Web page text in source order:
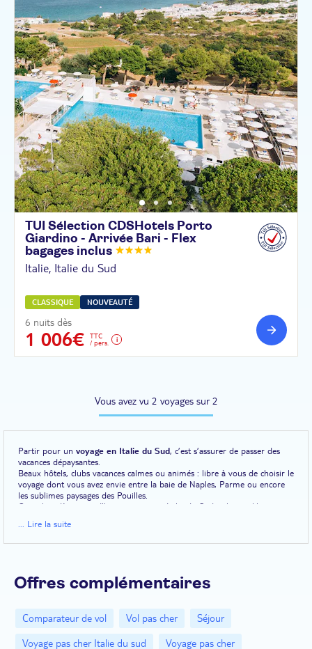
TUI Sélection CDSHotels Porto
Giardino - Arrivée Bari - Flex
bagages inclus
Italie, Italie du Sud
CLASSIQUE NOUVEAUTÉ
6 nuits dès
1 006€
TTC
/ pers.
Vous avez vu 2 voyages sur 2
Partir pour un voyage en Italie du Sud, c’est s’assurer de passer des
vacances dépaysantes.
Beaux hôtels, clubs vacances calmes ou animés : libre à vous de choisir le
voyage dont vous avez envie entre la baie de Naples, Parme ou encore
les sublimes paysages des Pouilles.
Consultez dès aujourd’hui nos voyages Italie du Sud et laissez libre cours
... Lire la suite
Offres complémentaires
Comparateur de vol Vol pas cher
Séjour
Voyage pas cher Italie du sud
Voyage pas cher